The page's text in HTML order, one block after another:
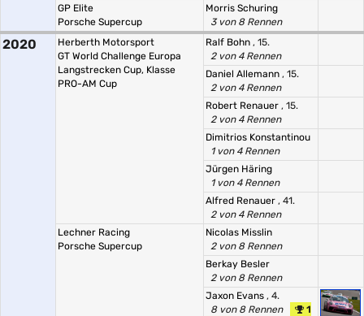
GP Elite
Porsche Supercup
Morris Schuring
3 von 8 Rennen
2020
Herberth Motorsport
GT World Challenge Europa
Langstrecken Cup, Klasse
PRO-AM Cup
Ralf Bohn , 15.
2 von 4 Rennen
Daniel Allemann , 15.
2 von 4 Rennen
Robert Renauer , 15.
2 von 4 Rennen
Dimitrios Konstantinou
1 von 4 Rennen
Jürgen Häring
1 von 4 Rennen
Alfred Renauer , 41.
2 von 4 Rennen
Lechner Racing
Porsche Supercup
Nicolas Misslin
2 von 8 Rennen
Berkay Besler
2 von 8 Rennen
Jaxon Evans , 4.
8 von 8 Rennen
1